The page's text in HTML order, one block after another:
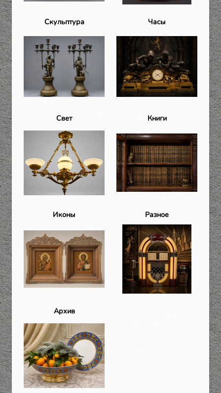
Скульптура Часы
Свет Книги
Иконы Разное
Архив